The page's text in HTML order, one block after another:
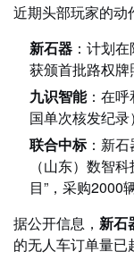
近期头部玩家的动
新石器 ：计划
获颁首批路权牌
九识智能：在呼
国单次核发纪录
联合中标：新石
（山东）数智
目”，采购2000
据公开信息， 新石
的无人车订单量已